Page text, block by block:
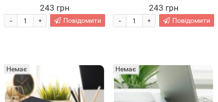
719 у стилі мінімал, Білий
циферблат/Білий корпус
243 грн
+
- Повідомити
719 у стилі мінімал, Білий
циферблат/Чорний корпус (B)
243 грн
+
- Повідомити
Немає Немає